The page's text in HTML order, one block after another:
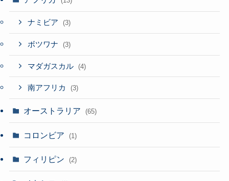
ナミビア (3)
ボツワナ (3)
マダガスカル (4)
南アフリカ (3)
オーストラリア (65)
コロンビア (1)
フィリピン (2)